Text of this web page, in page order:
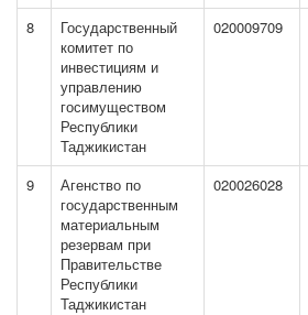
8
Государственный
комитет по
инвестициям и
управлению
госимуществом
Республики
Таджикистан
020009709
9
Агенство по
государственным
материальным
резервам при
Правительстве
Республики
Таджикистан
020026028